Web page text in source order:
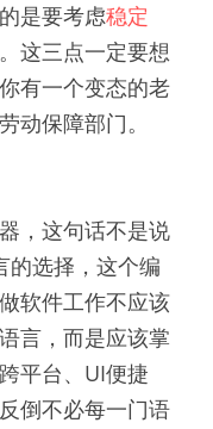
是要考虑稳定
。这三点一定要想
有一个变态的老
动保障部门。
，这句话不是说
的选择，这个编
软件工作不应该
言，而是应该掌
平台、UI便捷
倒不必每一门语